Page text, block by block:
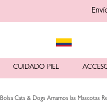
CUIDADO PIEL
Bolsa Cats & Dogs Amamos las Mascotas